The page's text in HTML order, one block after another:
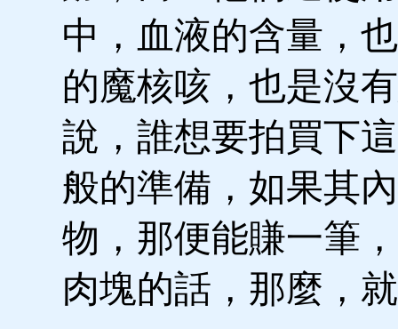
中，血液的含量，
的魔核咳，也是沒
說，誰想要拍買下
般的準備，如果其
物，那便能賺一筆
肉塊的話，那麼，